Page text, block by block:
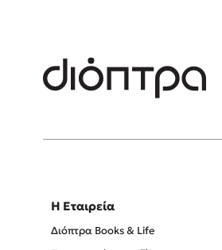
Η Εταιρεία
Διόπτρα Books & Life